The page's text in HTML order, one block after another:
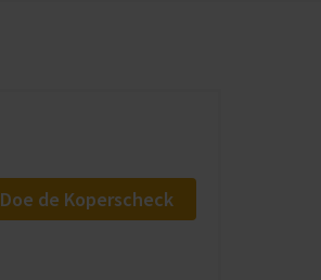
Doe de Koperscheck